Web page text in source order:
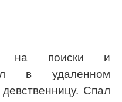
на поиски и
в удаленном
Спал